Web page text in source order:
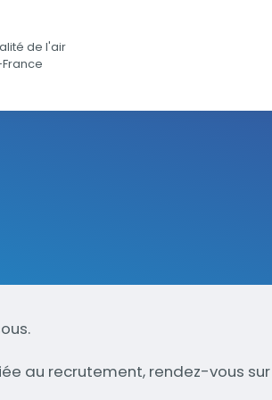
de l'air
au recrutement, rendez-vous